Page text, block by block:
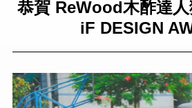
恭賀 ReWood木酢達
iF DESIGN